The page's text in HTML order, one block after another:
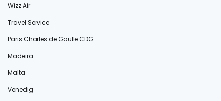
Wizz Air
Travel Service
Paris Charles de Gaulle CDG
Madeira
Malta
Venedig